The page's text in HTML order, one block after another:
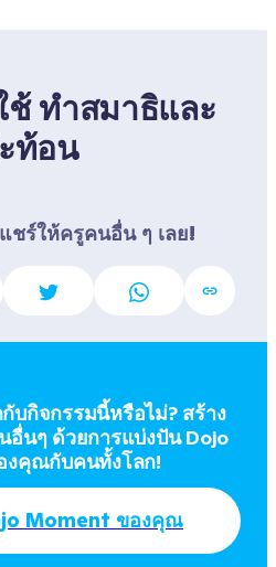
ทำสมาธิและ
ท้อน
ชร์ให้ครูคนอื่น ๆ เลย!
บกิจกรรมนี้หรือไม่? สร้าง
อื่นๆ ด้วยการแบ่งปัน Dojo
งคุณกับคนทั้งโลก!
Moment ของคุณ